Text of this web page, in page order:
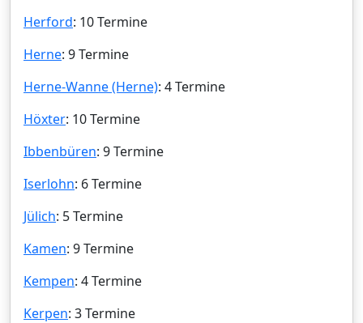
Herford: 10 Termine
Herne: 9 Termine
Herne-Wanne (Herne): 4 Termine
Höxter: 10 Termine
Ibbenbüren: 9 Termine
Iserlohn: 6 Termine
Jülich: 5 Termine
Kamen: 9 Termine
Kempen: 4 Termine
Kerpen: 3 Termine